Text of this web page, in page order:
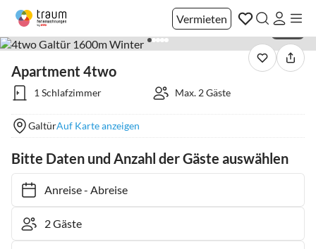
Vermieten
Apartment 4two
1 Schlafzimmer Max. 2 Gäste
GaltürAuf Karte anzeigen
Bitte Daten und Anzahl der Gäste auswählen
Anreise- Abreise